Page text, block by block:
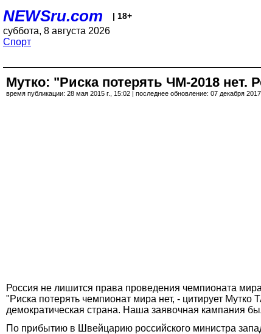
NEWSru.com | 18+
суббота, 8 августа 2026
Спорт
Мутко: "Риска потерять ЧМ-2018 нет.
время публикации: 28 мая 2015 г., 15:02 | последнее обновление: 07 декабря 2017
Россия не лишится права проведения чемпионата
"Риска потерять чемпионат мира нет, - цитирует
демократическая страна. Наша заявочная кампания
По прибытию в Швейцарию российского министра